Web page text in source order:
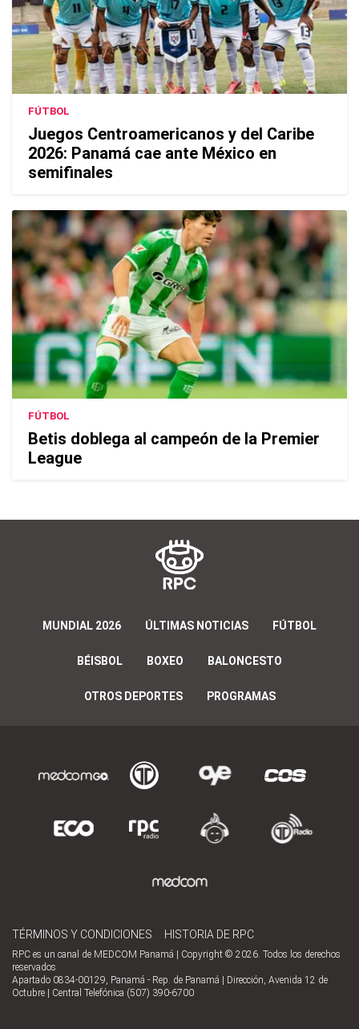
FÚTBOL
Juegos Centroamericanos y del Caribe
2026: Panamá cae ante México en
semifinales
FÚTBOL
Betis doblega al campeón de la Premier
League
MUNDIAL 2026 ÚLTIMAS NOTICIAS FÚTBOL
BÉISBOL BOXEO BALONCESTO
OTROS DEPORTES PROGRAMAS
TÉRMINOS Y CONDICIONES HISTORIA DE RPC
RPC es un canal de MEDCOM Panamá | Copyright © 2026. Todos los derechos
reservados
Apartado 0834-00129, Panamá - Rep. de Panamá | Dirección, Avenida 12 de
Octubre | Central Telefónica (507) 390-6700